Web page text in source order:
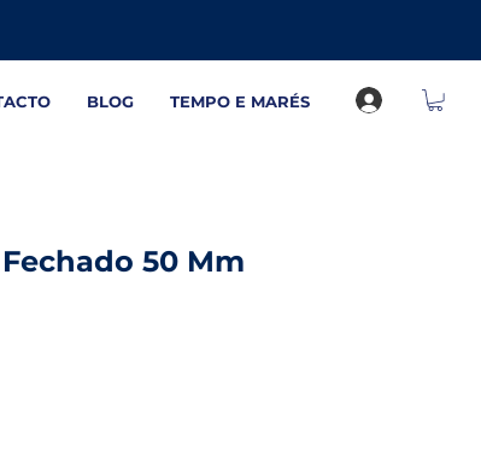
BLOG TEMPO E MARÉS
50 Mm